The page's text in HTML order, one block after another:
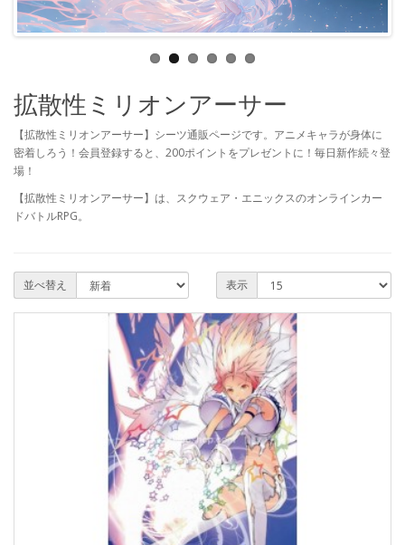
拡散性ミリオンアーサー
【拡散性ミリオンアーサー】シーツ通販ページです。アニメキャラが身体に
密着しろう！会員登録すると、200ポイントをプレゼントに！毎日新作続々登
場！
【拡散性ミリオンアーサー】は、スクウェア・エニックスのオンラインカー
ドバトルRPG。
並べ替え 表示